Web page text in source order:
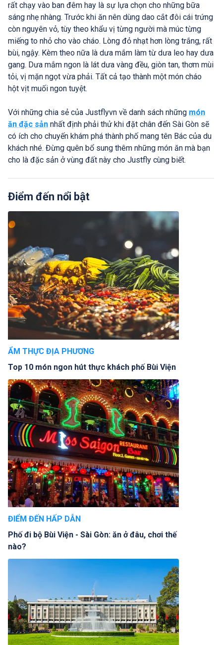
rất chạy vào ban đêm hay là sự lựa chọn cho những bữa
sáng nhẹ nhàng. Trước khi ăn nên dùng dao cắt đôi cái trứng
còn nguyên vỏ, tùy theo khẩu vị từng người mà múc từng
miếng to nhỏ cho vào cháo. Lòng đỏ nhạt hơn lòng trắng, rất
bùi, ngậy. Kèm theo nữa là dưa mắm làm từ dưa leo hay dưa
gang. Dưa mắm ngon là lát dưa vàng đều, giòn tan, thơm mùi
tỏi, vị mặn ngọt vừa phải. Tất cả tạo thành một món cháo
hột vịt muối ngon tuyệt.
Với những chia sẻ của Justflyvn về danh sách những món
ăn đặc sản nhất định phải thử khi đặt chân đến Sài Gòn sẽ
có ích cho chuyến khám phá thành phố mang tên Bác của du
khách nhé. Đừng quên bổ sung thêm những món ăn mà bạn
cho là đặc sản ở vùng đất này cho Justfly cùng biết.
Điểm đến nổi bật
ẨM THỰC ĐỊA PHƯƠNG
Top 10 món ngon hút thực khách phố Bùi Viện
ĐIỂM ĐẾN HẤP DẪN
Phố đi bộ Bùi Viện - Sài Gòn: ăn ở đâu, chơi thế
nào?